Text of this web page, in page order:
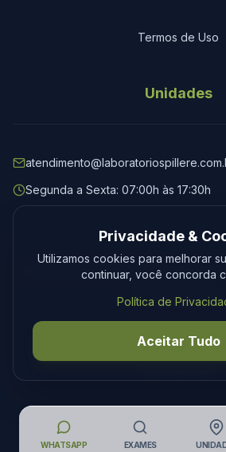
Termos de Uso
Unidades
Segunda a Sexta: 07:00h às 17:30h
© 2026 Laboratório Spillere. Todos
Privacidade
Desenvolvimento
Privacidade &
Utilizamos cookies para melhorar
continuar, você concorda
Política de
Aceitar Tudo
WHATSAPP EXAMES